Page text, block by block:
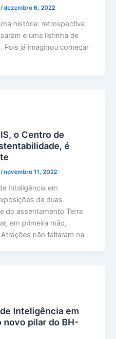
/dezembro 6, 2022
história: retrospectiva
e uma listinha de
Pois já imaginou começar
o Centro de
é
/novembro 11, 2022
Inteligência em
de duas
do assentamento Terra
em primeira mão,
não faltaram na
Inteligência em
novo pilar do BH-